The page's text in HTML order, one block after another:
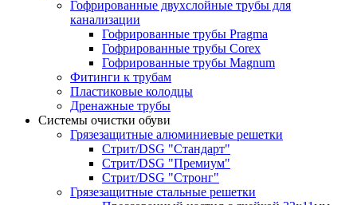
Гофрированные двухслойные трубы для
канализации
Гофрированные трубы Pragma
Гофрированные трубы Corex
Гофрированные трубы Magnum
Фитинги к трубам
Пластиковые колодцы
Дренажные трубы
Системы очистки обуви
Грязезащитные алюминиевые решетки
Стрит/DSG "Стандарт"
Стрит/DSG "Премиум"
Стрит/DSG "Стронг"
Грязезащитные стальные решетки